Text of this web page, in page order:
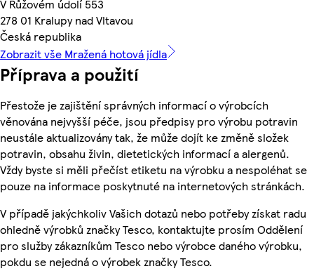
V Růžovém údolí 553
278 01 Kralupy nad Vltavou
Česká republika
Zobrazit vše Mražená hotová jídla
Příprava a použití
Přestože je zajištění správných informací o výrobcích
věnována nejvyšší péče, jsou předpisy pro výrobu potravin
neustále aktualizovány tak, že může dojít ke změně složek
potravin, obsahu živin, dietetických informací a alergenů.
Vždy byste si měli přečíst etiketu na výrobku a nespoléhat se
pouze na informace poskytnuté na internetových stránkách.
V případě jakýchkoliv Vašich dotazů nebo potřeby získat radu
ohledně výrobků značky Tesco, kontaktujte prosím Oddělení
pro služby zákazníkům Tesco nebo výrobce daného výrobku,
pokdu se nejedná o výrobek značky Tesco.